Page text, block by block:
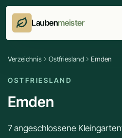
Laubenmeister
Verzeichnis Ostfriesland Emden
OSTFRIESLAND
Emden
7 angeschlossene